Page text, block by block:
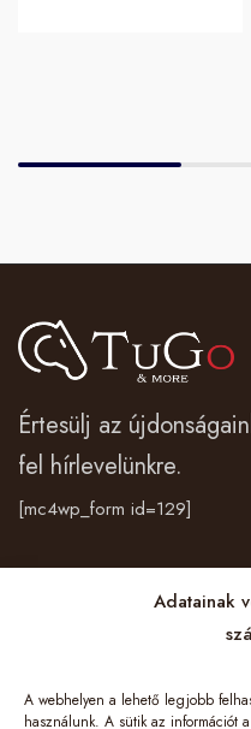
Adatainak
A webhelyen a lehető legjobb
használunk. A sütik az információt
Értesülj az
fel hírlevelünkre.
[mc4wp_form id=129]
Információk